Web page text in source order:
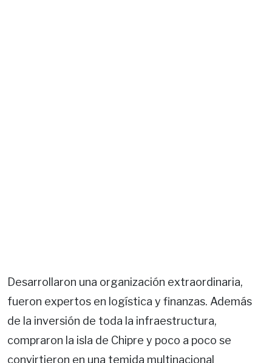
Desarrollaron una organización extraordinaria,
fueron expertos en logística y finanzas. Además
de la inversión de toda la infraestructura,
compraron la isla de Chipre y poco a poco se
convirtieron en una temida multinacional